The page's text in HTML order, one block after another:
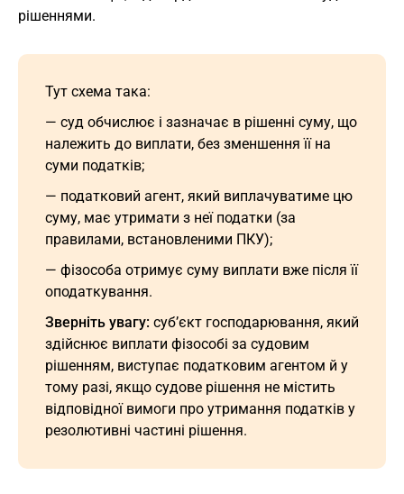
рішеннями.
Тут схема така:
— суд обчислює і зазначає в рішенні суму, що
належить до виплати, без зменшення її на
суми податків;
— податковий агент, який виплачуватиме цю
суму, має утримати з неї податки (за
правилами, встановленими ПКУ);
— фізособа отримує суму виплати вже після її
оподаткування.
Зверніть увагу: суб’єкт господарювання, який
здійснює виплати фізособі за судовим
рішенням, виступає податковим агентом й у
тому разі, якщо судове рішення не містить
відповідної вимоги про утримання податків у
резолютивні частині рішення.